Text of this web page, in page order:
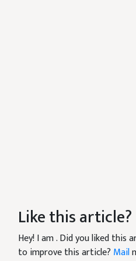
Like this article?
Hey! I am. Did you liked this
to improve this article? Mail